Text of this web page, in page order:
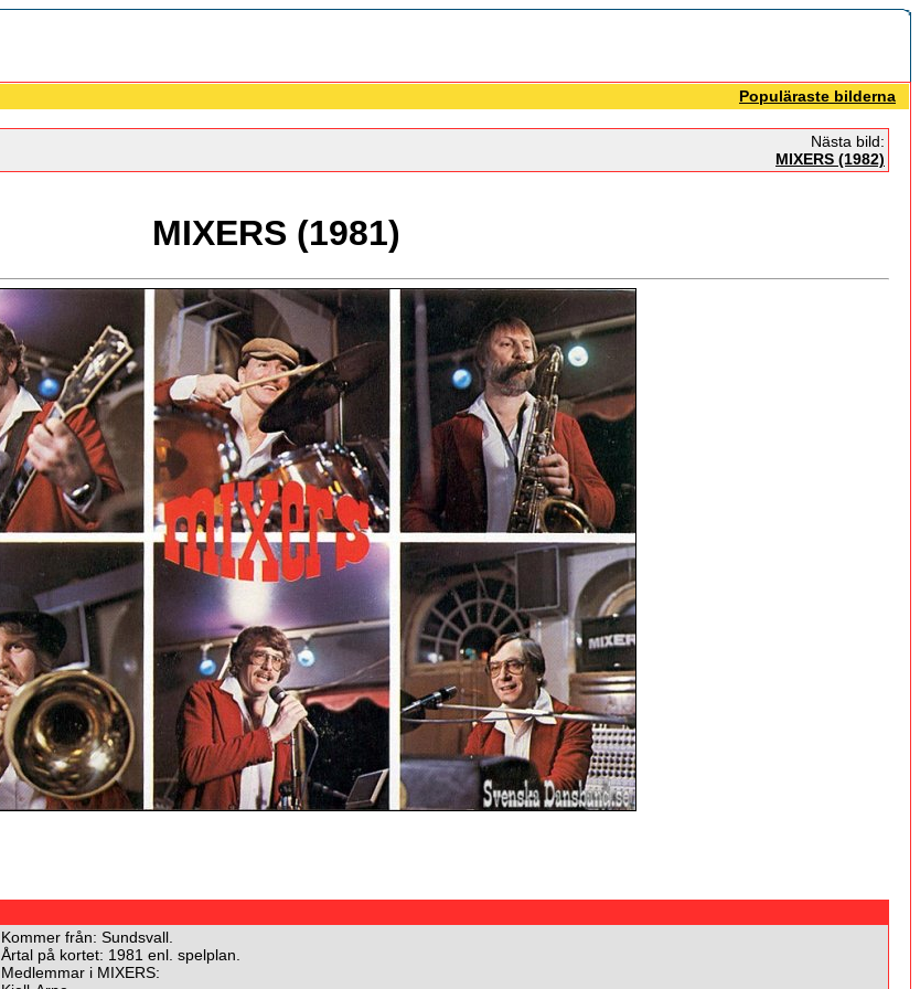
Populäraste bilderna
Nästa bild:
MIXERS (1982)
MIXERS (1981)
Kommer från: Sundsvall.
Årtal på kortet: 1981 enl. spelplan.
Medlemmar i MIXERS: